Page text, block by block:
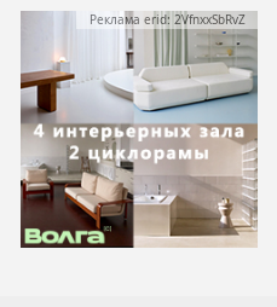
Реклама erid: 2VfnxxSbRvZ